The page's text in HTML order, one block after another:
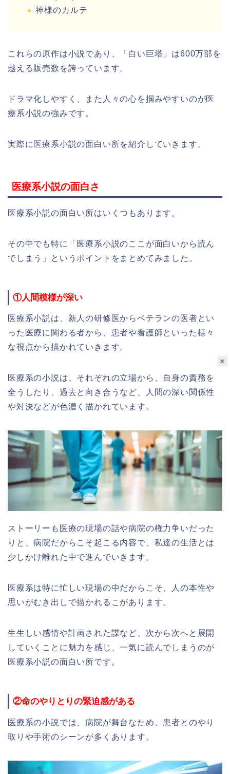
神様のカルテ
これらの原作は小説であり、「白い巨塔」は600万部を
越える販売数を誇っています。
ドラマ化しやすく、また人々の心を掴みやすいのが医
療系小説の強みです。
実際に医療系小説の面白い所を紹介していきます。
医療系小説の面白さ
医療系小説の面白い所はいくつもあります。
その中でも特に「医療系小説のここが面白いから読ん
でしまう」というポイントをまとめてみました。
①人間模様が深い
医療系小説は、新人の研修医からベテランの医者とい
った医療に関わる者から、患者や看護師といった様々
な視点から描かれていきます。
医療系の小説は、それぞれの立場から、自身の責務を
全うしたり、過去と向き合うなど、人間の深い関係性
や対決などが色濃く描かれています。
ストーリーも医療の現場の話や病院の権力争いだった
りと、病院だからこそ起こる内容で、私達の生活とは
少しかけ離れた中で進んでいきます。
医療系は特に忙しい現場の中だからこそ、人の本性や
思いがむき出しで描かれるこがあります。
生生しい感情や計画された謀など、次から次へと展開
していくことに魅力を感じ、一気に読んでしまうのが
医療系小説の面白い所です。
②命のやりとりの緊迫感がある
医療系の小説では、病院が舞台なため、患者とのやり
取りや手術のシーンが多くあります。
×